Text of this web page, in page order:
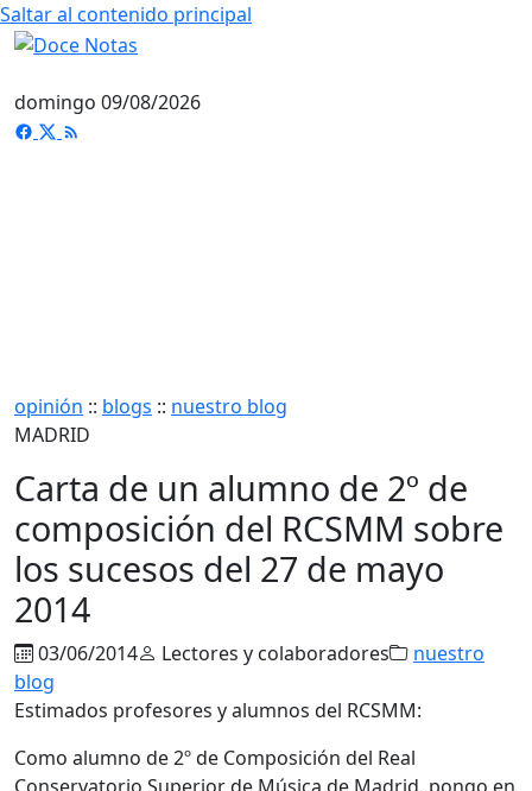
Saltar al contenido principal
domingo 09/08/2026
opinión :: blogs :: nuestro blog
MADRID
Carta de un alumno de 2º de
composición del RCSMM sobre
los sucesos del 27 de mayo
2014
03/06/2014 Lectores y colaboradores
nuestro
blog
Estimados profesores y alumnos del RCSMM:
Como alumno de 2º de Composición del Real